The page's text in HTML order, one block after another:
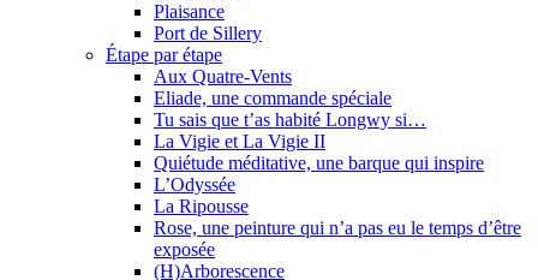
Plaisance
Port de Sillery
Étape par étape
Aux Quatre-Vents
Eliade, une commande spéciale
Tu sais que t’as habité Longwy si…
La Vigie et La Vigie II
Quiétude méditative, une barque qui inspire
L’Odyssée
La Ripousse
Rose, une peinture qui n’a pas eu le temps d’être
exposée
(H)Arborescence